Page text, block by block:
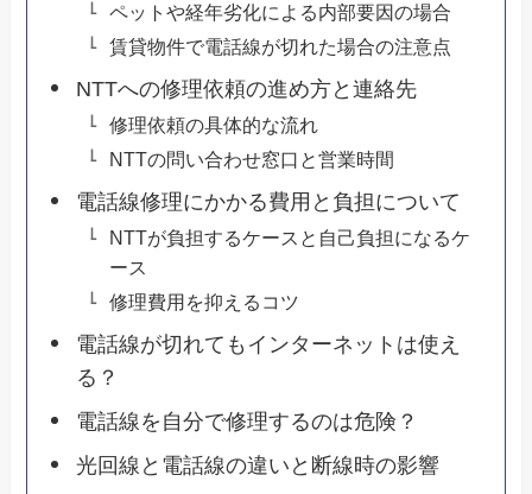
ペットや経年劣化による内部要因の場合
賃貸物件で電話線が切れた場合の注意点
NTTへの修理依頼の進め方と連絡先
修理依頼の具体的な流れ
NTTの問い合わせ窓口と営業時間
電話線修理にかかる費用と負担について
NTTが負担するケースと自己負担になるケ
ース
修理費用を抑えるコツ
電話線が切れてもインターネットは使え
る？
電話線を自分で修理するのは危険？
光回線と電話線の違いと断線時の影響